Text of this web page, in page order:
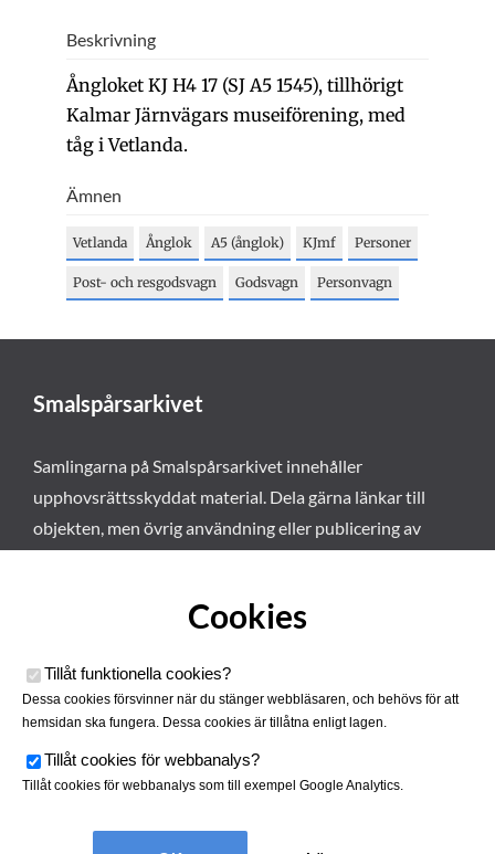
Beskrivning
Ångloket KJ H4 17 (SJ A5 1545), tillhörigt
Kalmar Järnvägars museiförening, med
tåg i Vetlanda.
Ämnen
Vetlanda Ånglok A5 (ånglok) KJmf Personer
Post- och resgodsvagn Godsvagn Personvagn
Smalspårsarkivet
Samlingarna på Smalspårsarkivet innehåller
upphovsrättsskyddat material. Dela gärna länkar till
objekten, men övrig användning eller publicering av
Cookies
Tillåt funktionella cookies?
Dessa cookies försvinner när du stänger webbläsaren, och behövs för att
hemsidan ska fungera. Dessa cookies är tillåtna enligt lagen.
Tillåt cookies för webbanalys?
Tillåt cookies för webbanalys som till exempel Google Analytics.